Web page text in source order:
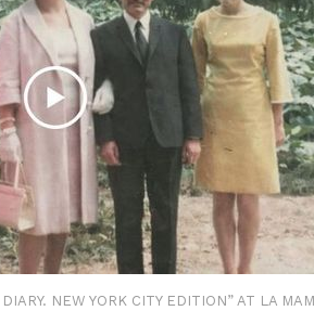
NEW YORK CITY EDITION” AT LA